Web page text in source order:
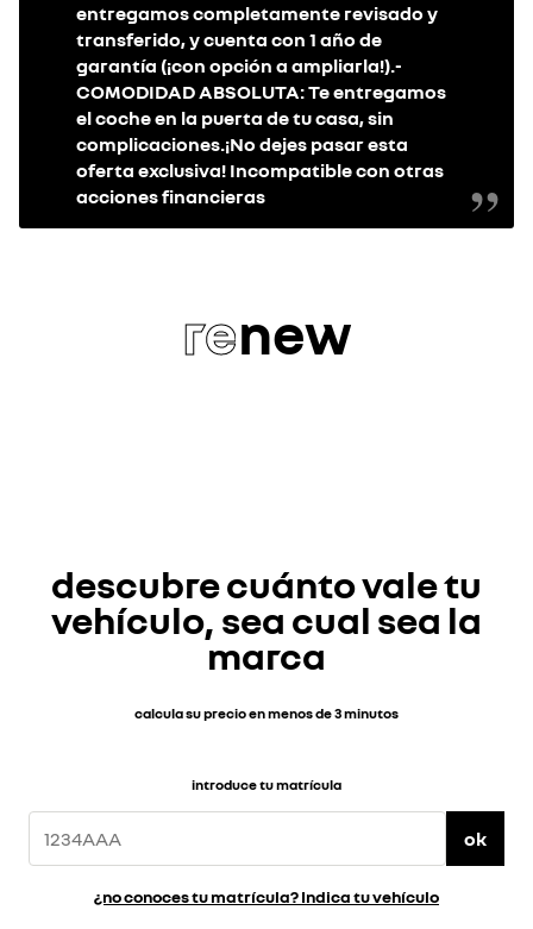
entregamos completamente revisado y
transferido, y cuenta con 1 año de
garantía (¡con opción a ampliarla!).-
COMODIDAD ABSOLUTA: Te entregamos
el coche en la puerta de tu casa, sin
complicaciones.¡No dejes pasar esta
oferta exclusiva! Incompatible con otras
acciones financieras
renew
descubre cuánto vale tu
vehículo, sea cual sea la
marca
calcula su precio en menos de 3 minutos
introduce tu matrícula
ok
¿no conoces tu matrícula? Indica tu vehículo